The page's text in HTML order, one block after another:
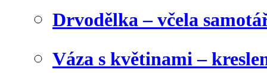
Drvodělka – včela
Váza s květinami –